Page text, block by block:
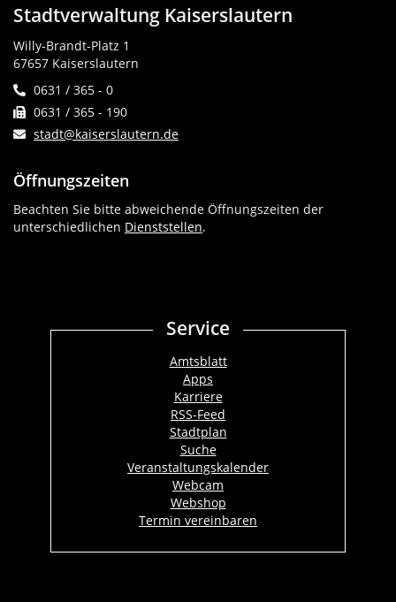
Stadtverwaltung Kaiserslautern
Willy-Brandt-Platz 1
67657 Kaiserslautern
0631 / 365 - 0
0631 / 365 - 190
stadt@kaiserslautern.de
Öffnungszeiten
Beachten Sie bitte abweichende Öffnungszeiten der
unterschiedlichen Dienststellen.
Service
Amtsblatt
Apps
Karriere
RSS-Feed
Stadtplan
Suche
Veranstaltungskalender
Webcam
Webshop
Termin vereinbaren